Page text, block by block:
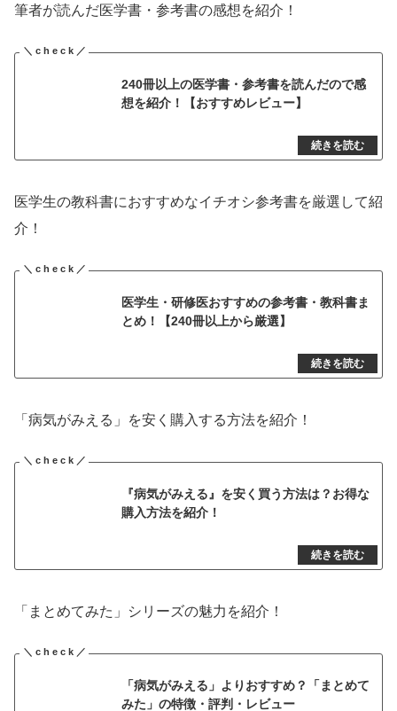
筆者が読んだ医学書・参考書の感想を紹介！
240冊以上の医学書・参考書を読んだので感
想を紹介！【おすすめレビュー】
医学生の教科書におすすめなイチオシ参考書を厳選して紹
介！
医学生・研修医おすすめの参考書・教科書ま
とめ！【240冊以上から厳選】
「病気がみえる」を安く購入する方法を紹介！
『病気がみえる』を安く買う方法は？お得な
購入方法を紹介！
「まとめてみた」シリーズの魅力を紹介！
「病気がみえる」よりおすすめ？「まとめて
みた」の特徴・評判・レビュー